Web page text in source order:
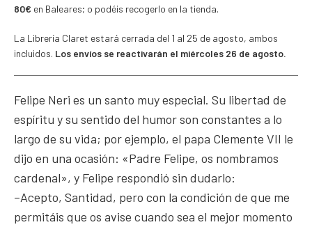
80€ en Baleares; o podéis recogerlo en la tienda.
La Librería Claret estará cerrada del 1 al 25 de agosto, ambos
incluidos. Los envíos se reactivarán el miércoles 26 de agosto.
Felipe Neri es un santo muy especial. Su libertad de
espíritu y su sentido del humor son constantes a lo
largo de su vida; por ejemplo, el papa Clemente VII le
dijo en una ocasión: «Padre Felipe, os nombramos
cardenal», y Felipe respondió sin dudarlo:
–Acepto, Santidad, pero con la condición de que me
permitáis que os avise cuando sea el mejor momento